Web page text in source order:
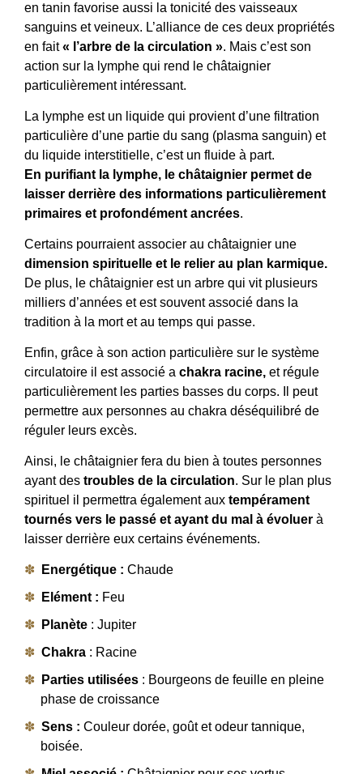
en tanin favorise aussi la tonicité des vaisseaux
sanguins et veineux. L’alliance de ces deux propriétés
en fait« l’arbre de la circulation ». Mais c’est son
action sur la lymphe qui rend le châtaignier
particulièrement intéressant.
La lymphe est un liquide qui provient d’une filtration
particulière d’une partie du sang (plasma sanguin) et
du liquide interstitielle, c’est un fluide à part.
En purifiant la lymphe, le châtaignier permet de
laisser derrière des informations particulièrement
primaires et profondément ancrées.
Certains pourraient associer au châtaignier une
dimension spirituelle et le relier au plan karmique.
De plus, le châtaignier est un arbre qui vit plusieurs
milliers d’années et est souvent associé dans la
tradition à la mort et au temps qui passe.
Enfin, grâce à son action particulière sur le système
circulatoire il est associé a chakra racine, et régule
particulièrement les parties basses du corps. Il peut
permettre aux personnes au chakra déséquilibré de
réguler leurs excès.
Ainsi, le châtaignier fera du bien à toutes personnes
ayant des troubles de la circulation. Sur le plan plus
spirituel il permettra également aux tempérament
tournés vers le passé et ayant du mal à évoluer à
laisser derrière eux certains événements.
Energétique : Chaude
Elément : Feu
Planète : Jupiter
Chakra : Racine
Parties utilisées : Bourgeons de feuille en pleine
phase de croissance
Sens : Couleur dorée, goût et odeur tannique,
boisée.